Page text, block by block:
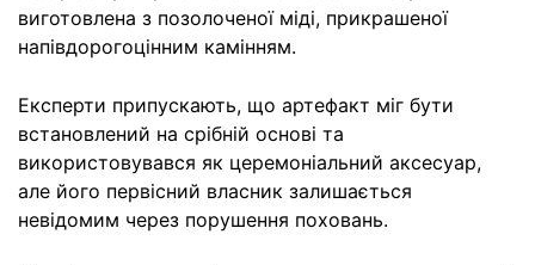
виготовлена з позолоченої міді, прикрашеної
напівдорогоцінним камінням.
Експерти припускають, що артефакт міг бути
встановлений на срібній основі та
використовувався як церемоніальний аксесуар,
але його первісний власник залишається
невідомим через порушення поховань.